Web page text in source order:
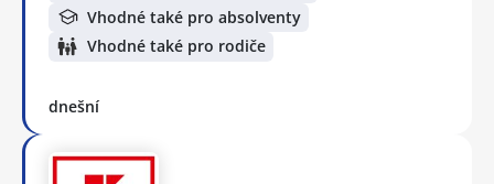
Vhodné také pro absolventy
Vhodné také pro rodiče
dnešní